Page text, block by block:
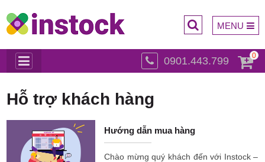
0901.443.799 0
MENU
Trụ sở
Hỗ trợ khách hàng
Hướng dẫn mua hàng
Chào mừng quý khách đến với Instock –